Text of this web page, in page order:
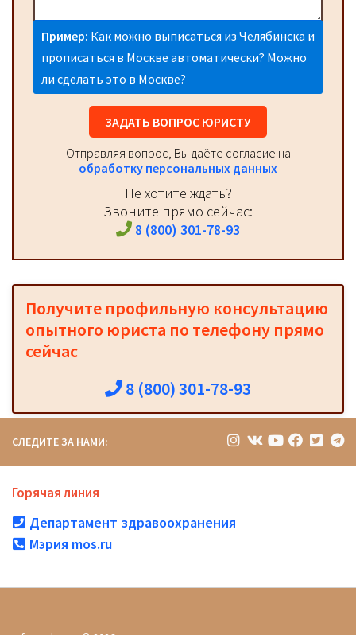
Пример: Как можно выписаться из Челябинска и
прописаться в Москве автоматически? Можно
ли сделать это в Москве?
ЗАДАТЬ ВОПРОС ЮРИСТУ
Отправляя вопрос, Вы даёте согласие на
обработку персональных данных
Не хотите ждать?
Звоните прямо сейчас:
8 (800) 301-78-93
Получите профильную консультацию
опытного юриста по телефону прямо
сейчас
8 (800) 301-78-93
СЛЕДИТЕ ЗА НАМИ:
Горячая линия
Департамент здравоохранения
Мэрия mos.ru